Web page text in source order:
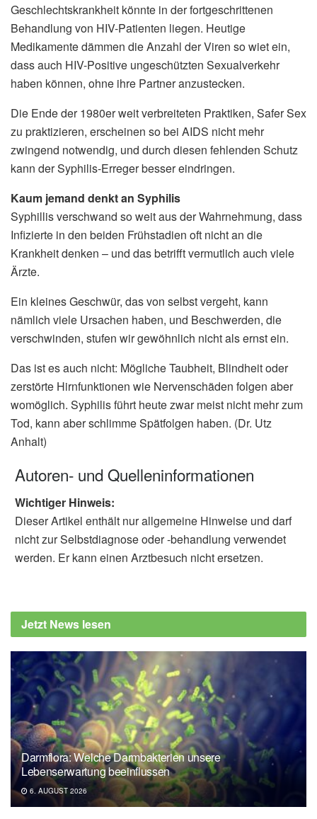
Geschlechtskrankheit könnte in der fortgeschrittenen
Behandlung von HIV-Patienten liegen. Heutige
Medikamente dämmen die Anzahl der Viren so wiet ein,
dass auch HIV-Positive ungeschützten Sexualverkehr
haben können, ohne ihre Partner anzustecken.
Die Ende der 1980er weit verbreiteten Praktiken, Safer Sex
zu praktizieren, erscheinen so bei AIDS nicht mehr
zwingend notwendig, und durch diesen fehlenden Schutz
kann der Syphilis-Erreger besser eindringen.
Kaum jemand denkt an Syphilis
Syphillis verschwand so weit aus der Wahrnehmung, dass
Infizierte in den beiden Frühstadien oft nicht an die
Krankheit denken – und das betrifft vermutlich auch viele
Ärzte.
Ein kleines Geschwür, das von selbst vergeht, kann
nämlich viele Ursachen haben, und Beschwerden, die
verschwinden, stufen wir gewöhnlich nicht als ernst ein.
Das ist es auch nicht: Mögliche Taubheit, Blindheit oder
zerstörte Hirnfunktionen wie Nervenschäden folgen aber
womöglich. Syphilis führt heute zwar meist nicht mehr zum
Tod, kann aber schlimme Spätfolgen haben. (Dr. Utz
Anhalt)
Autoren- und Quelleninformationen
Wichtiger Hinweis:
Dieser Artikel enthält nur allgemeine Hinweise und darf
nicht zur Selbstdiagnose oder -behandlung verwendet
werden. Er kann einen Arztbesuch nicht ersetzen.
Jetzt News lesen
Darmflora: Welche Darmbakterien unsere
Lebenserwartung beeinflussen
6. AUGUST 2026